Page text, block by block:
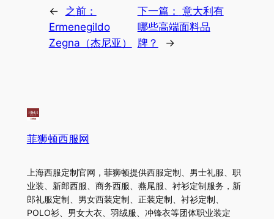
←
之前：
Ermenegildo
Zegna（杰尼亚）
下一篇： 意大利有
哪些高端面料品
牌？
→
菲狮顿西服网
上海西服定制官网，菲狮顿提供西服定制、男士礼服、职
业装、新郎西服、商务西服、燕尾服、衬衫定制服务，新
郎礼服定制、男女西装定制、正装定制、衬衫定制、
POLO衫、男女大衣、羽绒服、冲锋衣等团体职业装定